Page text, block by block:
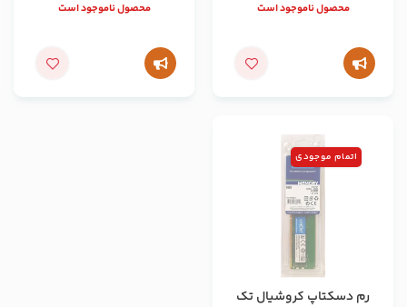
محصول ناموجود است محصول ناموجود است
اتمام موجودی
رم دسکتاپ کروشیال تک